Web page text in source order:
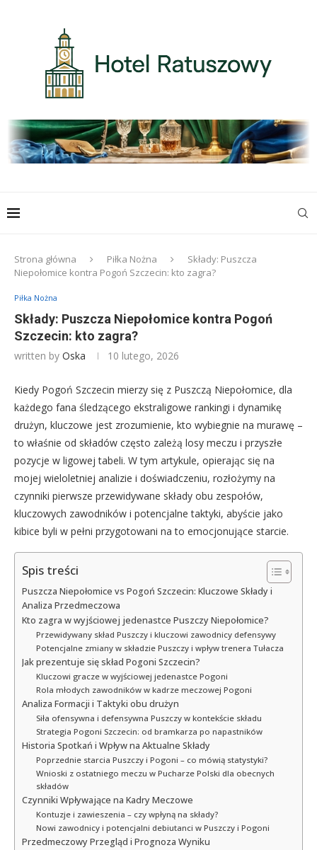
Strona główna Piłka Nożna
Składy: Puszcza
Niepołomice kontra Pogoń Szczecin: kto zagra?
Piłka Nożna
Składy: Puszcza Niepołomice kontra Pogoń
Szczecin: kto zagra?
written by Oska 10 lutego, 2026
Kiedy Pogoń Szczecin mierzy się z Puszczą Niepołomice, dla
każdego fana śledzącego ekstraligowe rankingi i dynamikę
drużyn, kluczowe jest zrozumienie, kto wybiegnie na murawę –
to właśnie od składów często zależą losy meczu i przyszłe
pozycje w ligowej tabeli. W tym artykule, opierając się na
mojej wieloletniej analizie i doświadczeniu, rozłożymy na
czynniki pierwsze przewidywane składy obu zespołów,
kluczowych zawodników i potencjalne taktyki, abyście jako
kibice byli w pełni przygotowani na to emocjonujące starcie.
Spis treści
Puszcza Niepołomice vs Pogoń Szczecin: Kluczowe Składy i
Analiza Przedmeczowa
Kto zagra w wyjściowej jedenastce Puszczy Niepołomice?
Przewidywany skład Puszczy i kluczowi zawodnicy defensywy
Potencjalne zmiany w składzie Puszczy i wpływ trenera Tułacza
Jak prezentuje się skład Pogoni Szczecin?
Kluczowi gracze w wyjściowej jedenastce Pogoni
Rola młodych zawodników w kadrze meczowej Pogoni
Analiza Formacji i Taktyki obu drużyn
Siła ofensywna i defensywna Puszczy w kontekście składu
Strategia Pogoni Szczecin: od bramkarza po napastników
Historia Spotkań i Wpływ na Aktualne Składy
Poprzednie starcia Puszczy i Pogoni – co mówią statystyki?
Wnioski z ostatniego meczu w Pucharze Polski dla obecnych
składów
Czynniki Wpływające na Kadry Meczowe
Kontuzje i zawieszenia – czy wpłyną na składy?
Nowi zawodnicy i potencjalni debiutanci w Puszczy i Pogoni
Przedmeczowy Przegląd i Prognoza Wyniku